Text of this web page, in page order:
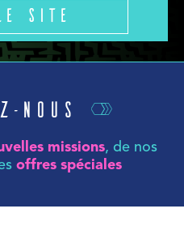
site
nous
missions, de nos
offres spéciales